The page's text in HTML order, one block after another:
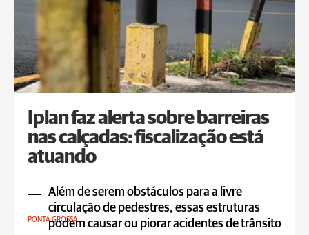
Iplan faz alerta sobre barreiras
nas calçadas: fiscalização está
atuando
Além de serem obstáculos para a livre
circulação de pedestres, essas estruturas
podem causar ou piorar acidentes de trânsito
PONTA GROSSA